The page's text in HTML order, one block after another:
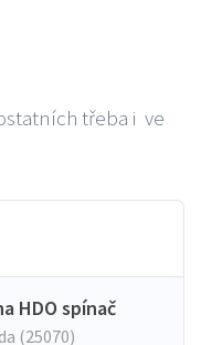
třeba i ve
HDO spínač
(25070)